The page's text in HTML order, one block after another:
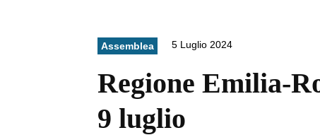
Assemblea 5 Luglio 2024
Regione Emilia-
9 luglio